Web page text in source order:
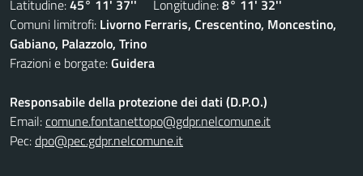
Latitudine:45° 11' 37'' Longitudine:8° 11' 32''
Comuni limitrofi: Livorno Ferraris, Crescentino, Moncestino,
Gabiano, Palazzolo, Trino
Frazioni e borgate:Guidera
Responsabile della protezione dei dati (D.P.O.)
Email:comune.fontanettopo@gdpr.nelcomune.it
Pec:dpo@pec.gdpr.nelcomune.it